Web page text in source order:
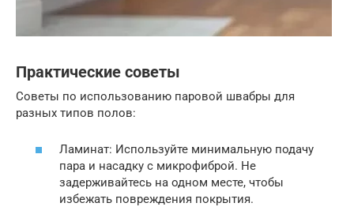
Практические советы
Советы по использованию паровой швабры для
разных типов полов:
Ламинат: Используйте минимальную подачу
пара и насадку с микрофиброй. Не
задерживайтесь на одном месте, чтобы
избежать повреждения покрытия.